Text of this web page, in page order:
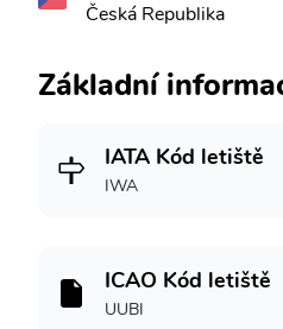
Česká Republika
Základní
IATA Kód letiště
IWA
ICAO Kód letiště
UUBI